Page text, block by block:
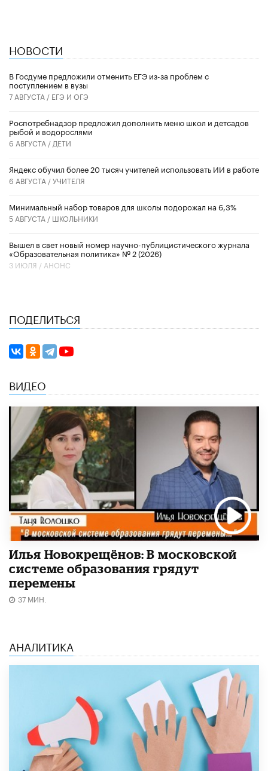
НОВОСТИ
В Госдуме предложили отменить ЕГЭ из-за проблем с
поступлением в вузы
7 АВГУСТА / ЕГЭ И ОГЭ
Роспотребнадзор предложил дополнить меню школ и детсадов
рыбой и водорослями
6 АВГУСТА / ДЕТИ
​Яндекс обучил более 20 тысяч учителей использовать ИИ в работе
6 АВГУСТА /УЧИТЕЛЯ
Минимальный набор товаров для школы подорожал на 6,3%
5 АВГУСТА / ШКОЛЬНИКИ
Вышел в свет новый номер научно-публицистического журнала
«Образовательная политика» № 2 (2026)
3 ИЮЛЯ / АНОНС
ПОДЕЛИТЬСЯ
ВИДЕО
Илья Новокрещёнов: В московской
системе образования грядут
перемены
37 МИН.
АНАЛИТИКА